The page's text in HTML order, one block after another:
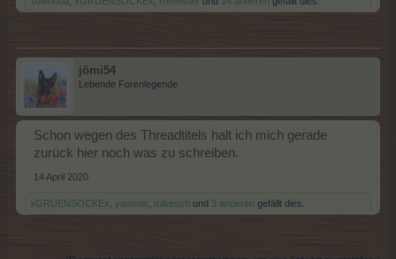
jömi54
Lebende Forenlegende
Schon wegen des Threadtitels halt ich mich gerade
zurück hier noch was zu schreiben.
14 April 2020
xGRUENSOCKEx yammis mikesch und 3 anderen gefällt dies.